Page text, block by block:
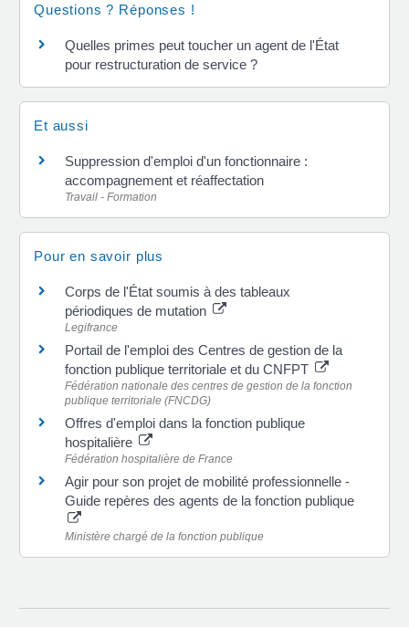
Questions ? Réponses !
Quelles primes peut toucher un agent de l'État
pour restructuration de service ?
Et aussi
Suppression d'emploi d'un fonctionnaire :
accompagnement et réaffectation
Travail - Formation
Pour en savoir plus
Corps de l'État soumis à des tableaux
périodiques de mutation
Legifrance
Portail de l'emploi des Centres de gestion de la
fonction publique territoriale et du CNFPT
Fédération nationale des centres de gestion de la fonction
publique territoriale (FNCDG)
Offres d'emploi dans la fonction publique
hospitalière
Fédération hospitalière de France
Agir pour son projet de mobilité professionnelle -
Guide repères des agents de la fonction publique
Ministère chargé de la fonction publique